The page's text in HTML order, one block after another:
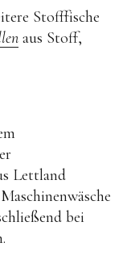
Stofffische
aus Stoff,
Lettland
bei